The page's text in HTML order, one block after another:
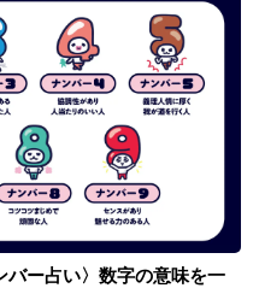
バー占い〉数字の意味を一